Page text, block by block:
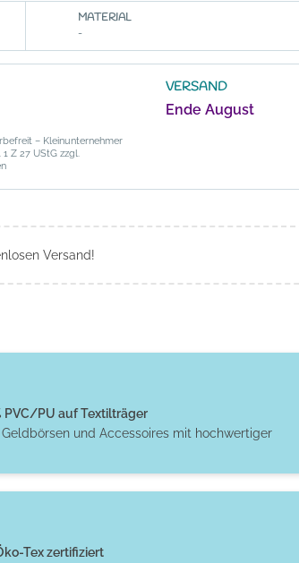
MATERIAL
-
– Kleinunternehmer
Z 27 UStG zzgl.
VERSAND
Ende August
Versand!
PVC/PU auf Textilträger
und Accessoires mit hochwertiger
Tex zertifiziert